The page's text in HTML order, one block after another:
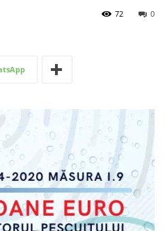
0
72